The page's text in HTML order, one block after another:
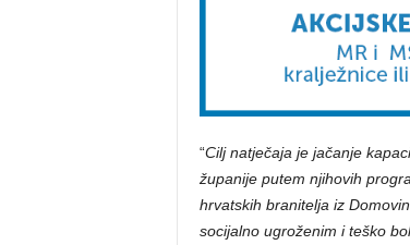
“Cilj natječaja je jačanje
županije putem njihovih
hrvatskih branitelja iz
socijalno ugroženim i teško